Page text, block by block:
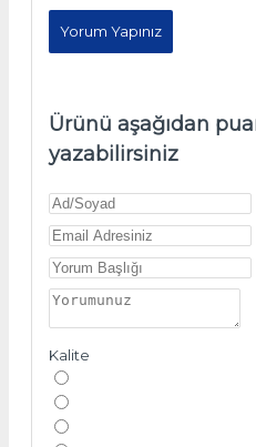
Yorum Yapınız
Ürünü aşağıdan
yazabilirsiniz
Kalite